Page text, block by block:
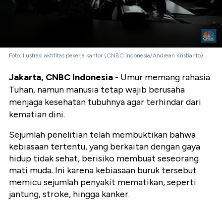
Foto: Ilustrasi aktifitas pekerja kantor (CNBC Indonesia/Andrean Kristianto)
Jakarta, CNBC Indonesia - Umur memang rahasia
Tuhan, namun manusia tetap wajib berusaha
menjaga kesehatan tubuhnya agar terhindar dari
kematian dini.
Sejumlah penelitian telah membuktikan bahwa
kebiasaan tertentu, yang berkaitan dengan gaya
hidup tidak sehat, berisiko membuat seseorang
mati muda. Ini karena kebiasaan buruk tersebut
memicu sejumlah penyakit mematikan, seperti
jantung, stroke, hingga kanker.